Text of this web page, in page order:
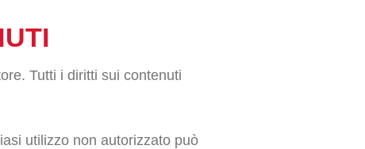
Tutti i diritti sui contenuti
utilizzo non autorizzato può